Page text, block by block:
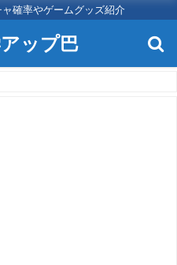
確率やゲームグッズ紹介
ップ巴